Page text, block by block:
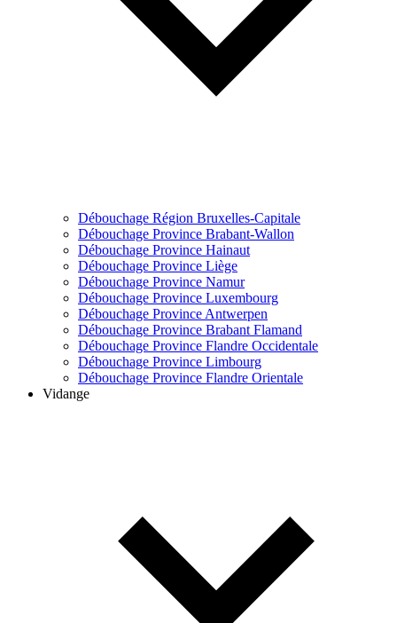
Débouchage Région Bruxelles-Capitale
Débouchage Province Brabant-Wallon
Débouchage Province Hainaut
Débouchage Province Liège
Débouchage Province Namur
Débouchage Province Luxembourg
Débouchage Province Antwerpen
Débouchage Province Brabant Flamand
Débouchage Province Flandre Occidentale
Débouchage Province Limbourg
Débouchage Province Flandre Orientale
Vidange